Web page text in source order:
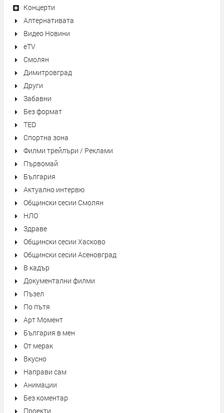
Концерти
Алтернативата
Видео Новини
eTV
Смолян
Димитровград
Други
Забавни
Без формат
TED
Спортна зона
Филми трейлъри / Реклами
Първомай
България
Актуално интервю
Общински сесии Смолян
НЛО
Здраве
Общински сесии Хасково
Общински сесии Асеновград
В кадър
Документални филми
Пъзел
По пътя
Арт Момент
България в мен
От мерак
Вкусно
Направи сам
Анимации
Без коментар
Проекти